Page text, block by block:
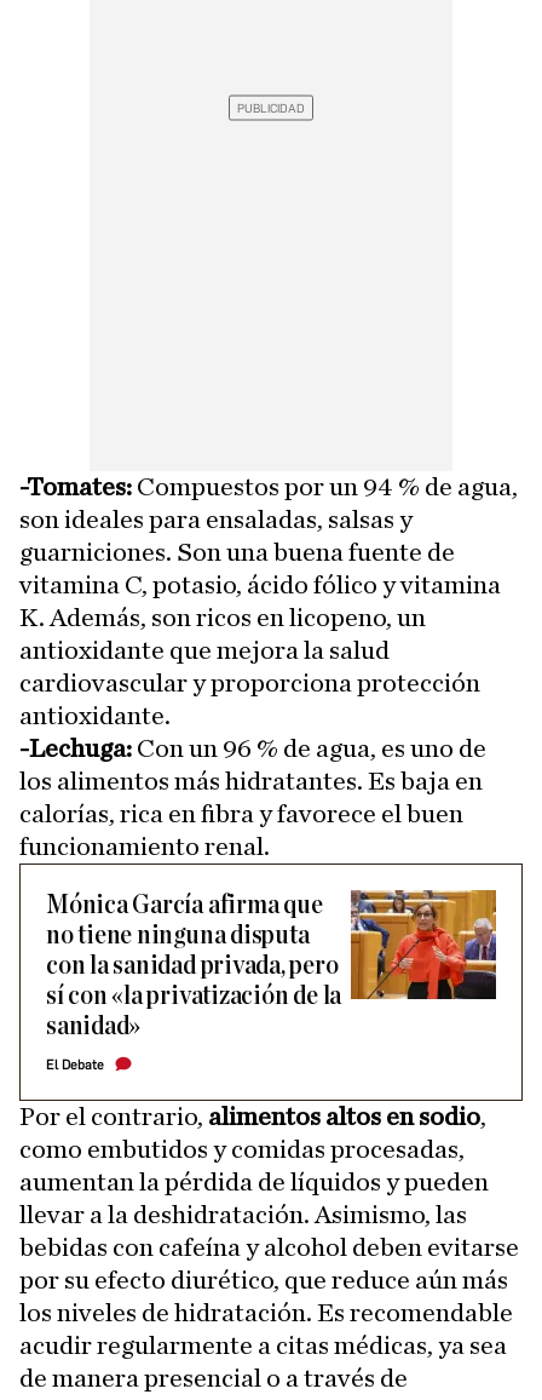
-Tomates: Compuestos por un 94 % de agua,
son ideales para ensaladas, salsas y
guarniciones. Son una buena fuente de
vitamina C, potasio, ácido fólico y vitamina
K. Además, son ricos en licopeno, un
antioxidante que mejora la salud
cardiovascular y proporciona protección
antioxidante.
-Lechuga: Con un 96 % de agua, es uno de
los alimentos más hidratantes. Es baja en
calorías, rica en fibra y favorece el buen
funcionamiento renal.
Mónica García afirma que
no tiene ninguna disputa
con la sanidad privada, pero
sí con «la privatización de la
sanidad»
El Debate
Por el contrario, alimentos altos en sodio,
como embutidos y comidas procesadas,
aumentan la pérdida de líquidos y pueden
llevar a la deshidratación. Asimismo, las
bebidas con cafeína y alcohol deben evitarse
por su efecto diurético, que reduce aún más
los niveles de hidratación. Es recomendable
acudir regularmente a citas médicas, ya sea
de manera presencial o a través de